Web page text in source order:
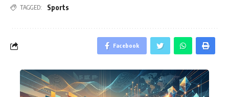
TAGGED: Sports
Facebook